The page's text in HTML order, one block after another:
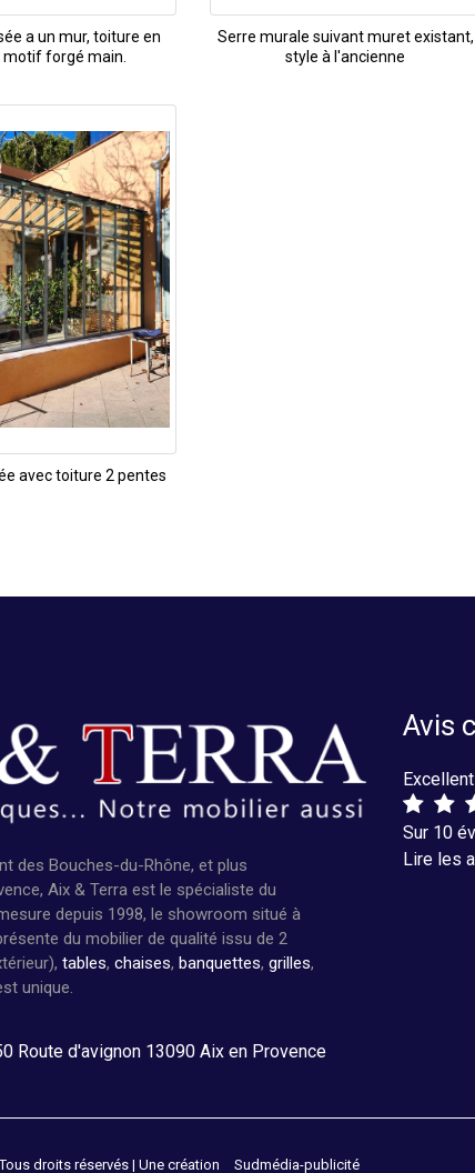
a un mur, toiture en
motif forgé main.
Serre murale suivant muret existant,
style à l'ancienne
avec toiture 2 pentes
des Bouches-du-Rhône, et plus
Aix & Terra est le spécialiste du
depuis 1998, le showroom situé à
du mobilier de qualité issu de 2
tables, chaises, banquettes, grilles,
unique.
Route d'avignon 13090 Aix en Provence
Avis
Sur 10
Lire les
droits réservés | Une création Sudmédia-publicité